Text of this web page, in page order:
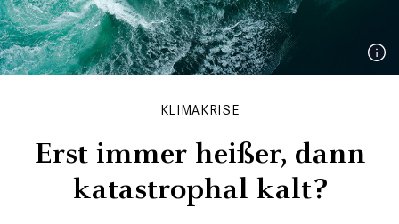
KLIMAKRISE
Erst immer heißer, dann
katastrophal kalt?